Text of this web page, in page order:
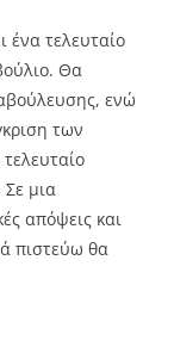
ένα τελευταίο
Θα
ενώ
των
μια
απόψεις και
πιστεύω θα